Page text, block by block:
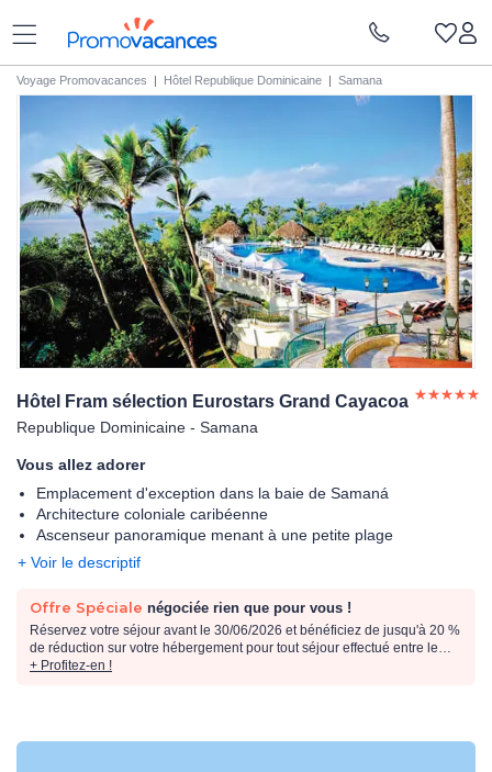
Voyage Promovacances | Hôtel Republique Dominicaine | Samana
Hôtel Fram sélection Eurostars Grand Cayacoa
Republique Dominicaine - Samana
Vous allez adorer
Emplacement d'exception dans la baie de Samaná
Architecture coloniale caribéenne
Ascenseur panoramique menant à une petite plage
+ Voir le descriptif
Offre Spéciale négociée rien que pour vous !
Réservez votre séjour avant le 30/06/2026 et bénéficiez de jusqu'à 20 %
de réduction sur votre hébergement pour tout séjour effectué entre le
01/06/2026 et le 31/10/2026.
+ Profitez-en !